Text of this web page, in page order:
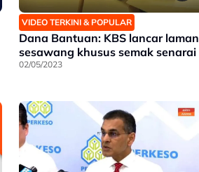
VIDEO TERKINI & POPULAR
Dana Bantuan: KBS lancar laman
sesawang khusus semak senarai
02/05/2023